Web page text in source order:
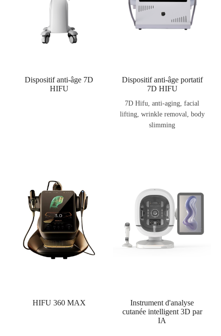
Dispositif anti-âge 7D
HIFU
Dispositif anti-âge portatif
7D HIFU
7D Hifu, anti-aging, facial
lifting, wrinkle removal, body
slimming
HIFU 360 MAX
Instrument d'analyse
cutanée intelligent 3D par
IA